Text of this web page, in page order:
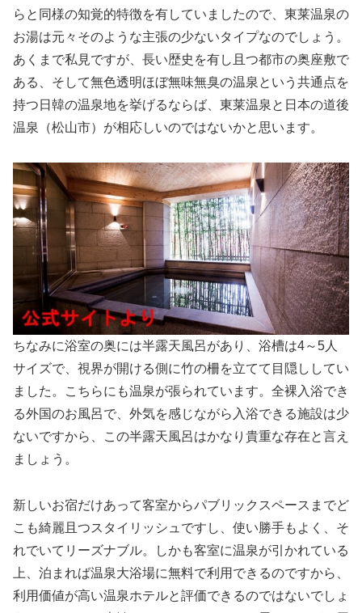
らと同様の知覚的特徴を有していましたので、東莱温泉の
お湯は元々そのような主張の少ないタイプなのでしょう。
あくまで私見ですが、長い歴史を有し且つ都市の奥座敷で
ある、そして無色透明ほぼ無味無臭の温泉という共通点を
持つ日韓の温泉地を挙げるならば、東莱温泉と日本の道後
温泉（松山市）が相応しいのではないかと思います。
ちなみに浴室の奥には半露天風呂があり、浴槽は4～5人
サイズで、視界が開ける側に竹の柵を立てて目隠ししてい
ました。こちらにも温泉が張られています。全裸入浴でき
る外国のお風呂で、外気を感じながら入浴できる施設は少
ないですから、この半露天風呂はかなり貴重な存在と言え
ましょう。
新しいお宿だけあって客室からパブリックスペースまでど
こも綺麗且つスタイリッシュですし、使い勝手もよく、そ
れでいてリーズナブル。しかも客室に温泉が引かれている
上、泊まれば温泉大浴場に無料で利用できるのですから、
利用価値が高い温泉ホテルと評価できるのではないでしょ